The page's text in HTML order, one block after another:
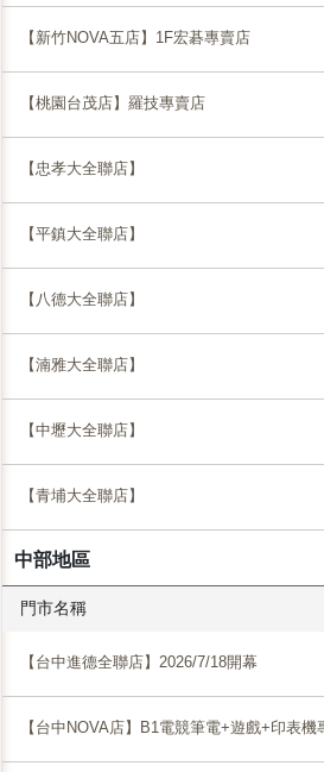
【新竹NOVA五店】1F宏碁專賣店
【桃園台茂店】羅技專賣店
【忠孝大全聯店】
【平鎮大全聯店】
【八德大全聯店】
【湳雅大全聯店】
【中壢大全聯店】
【青埔大全聯店】
中部地區
門市名稱
【台中進德全聯店】2026/7/18開幕
【台中NOVA店】B1電競筆電+遊戲+印表機